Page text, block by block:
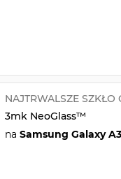
NAJTRWALSZE SZKŁO
3mk NeoGlass™
na Samsung Galaxy